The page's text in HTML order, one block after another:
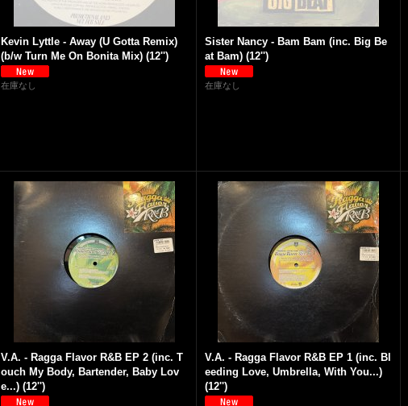
Kevin Lyttle - Away (U Gotta Remix)
(b/w Turn Me On Bonita Mix) (12'')
在庫なし
Sister Nancy - Bam Bam (inc. Big Be
at Bam) (12'')
在庫なし
V.A. - Ragga Flavor R&B EP 2 (inc. T
ouch My Body, Bartender, Baby Lov
e...) (12'')
V.A. - Ragga Flavor R&B EP 1 (inc. Bl
eeding Love, Umbrella, With You...)
(12'')